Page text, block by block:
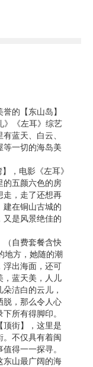
的【东山岛】
》《左耳》综艺
蓝天、白云、
等一切的海岛美
，电影《左耳》
的五颜六色的房
走，走了还想再
建在铜山古城的
又是风景绝佳的
（自费套餐含快
地方，她随的潮
浮出海面，还可
，蓝天美，人儿
洁白的云儿，
脱，那么令人心
所有得脚印。
顶街】，这里是
。不仅具有着闽
得一一探寻。
东山最广阔的海